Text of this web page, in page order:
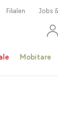
Mobitare
Filialen Jobs